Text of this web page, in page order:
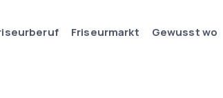
Friseurmarkt Gewusst wo